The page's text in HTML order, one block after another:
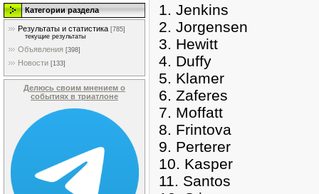
Категории раздела
Результаты и статистика [785]
текущие результаты
Объявления [398]
Новости [133]
Делюсь своим мнением о
событиях в триатлоне
1. Jenkins
2. Jorgensen
3. Hewitt
4. Duffy
5. Klamer
6. Zaferes
7. Moffatt
8. Frintova
9. Perterer
10. Kasper
11. Santos